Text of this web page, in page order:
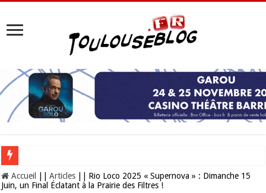
Les Nocturnes de la Cité de l’espace 2026 : l’événement incontournable de
Accueil Articles
Rio Loco 2025 « Supernova » : Dimanche 15
Juin, un Final Éclatant à la Prairie des Filtres !